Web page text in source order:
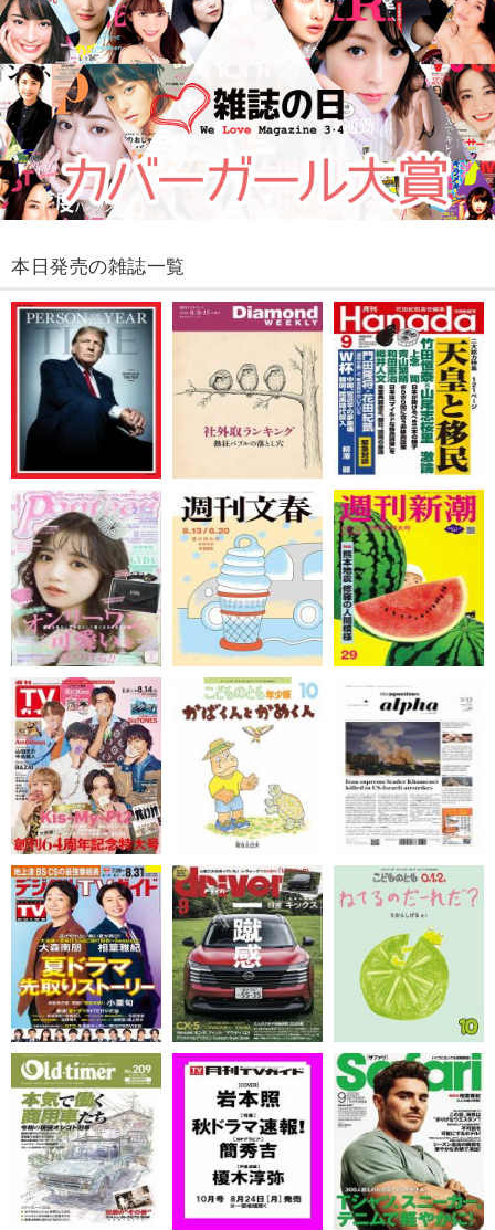
本日発売の雑誌一覧